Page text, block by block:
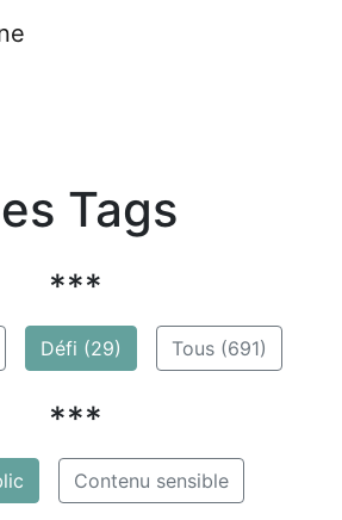
Tags
***
Défi (29) Tous (691)
***
Contenu sensible